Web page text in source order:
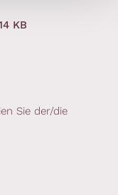
KB
Sie der/die